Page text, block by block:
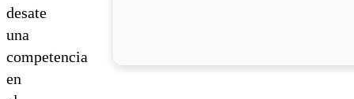
desate
una
competencia
en